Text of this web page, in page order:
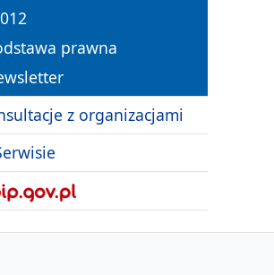
prawna
z organizacjami